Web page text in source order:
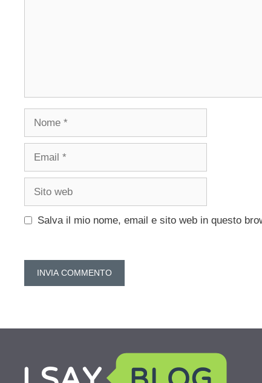
Salva il mio nome, email e sito web in questo